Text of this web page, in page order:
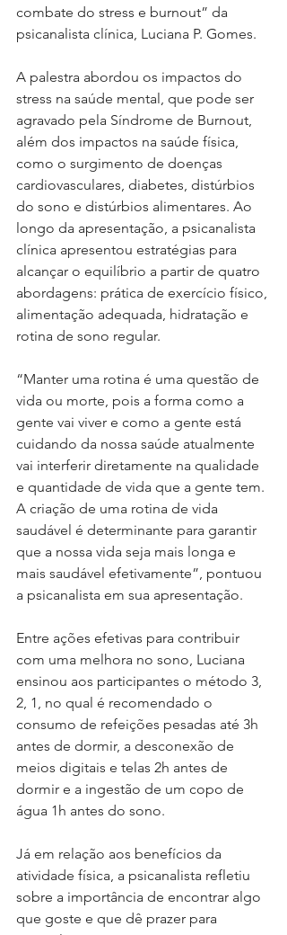
combate do stress e burnout” da
psicanalista clínica, Luciana P. Gomes.
A palestra abordou os impactos do
stress na saúde mental, que pode ser
agravado pela Síndrome de Burnout,
além dos impactos na saúde física,
como o surgimento de doenças
cardiovasculares, diabetes, distúrbios
do sono e distúrbios alimentares. Ao
longo da apresentação, a psicanalista
clínica apresentou estratégias para
alcançar o equilíbrio a partir de quatro
abordagens: prática de exercício físico,
alimentação adequada, hidratação e
rotina de sono regular.
“Manter uma rotina é uma questão de
vida ou morte, pois a forma como a
gente vai viver e como a gente está
cuidando da nossa saúde atualmente
vai interferir diretamente na qualidade
e quantidade de vida que a gente tem.
A criação de uma rotina de vida
saudável é determinante para garantir
que a nossa vida seja mais longa e
mais saudável efetivamente”, pontuou
a psicanalista em sua apresentação.
Entre ações efetivas para contribuir
com uma melhora no sono, Luciana
ensinou aos participantes o método 3,
2, 1, no qual é recomendado o
consumo de refeições pesadas até 3h
antes de dormir, a desconexão de
meios digitais e telas 2h antes de
dormir e a ingestão de um copo de
água 1h antes do sono.
Já em relação aos benefícios da
atividade física, a psicanalista refletiu
sobre a importância de encontrar algo
que goste e que dê prazer para